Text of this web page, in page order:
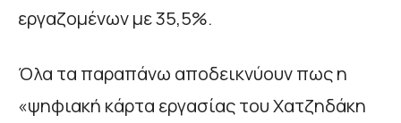
εργαζομένων με 35,5%.
Όλα τα παραπάνω αποδεικνύουν πως η
«ψηφιακή κάρτα εργασίας του Χατζηδάκη